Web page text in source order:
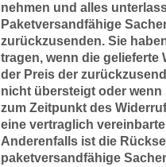
nehmen und alles
Paketversandfähige
zurückzusenden. Sie
tragen, wenn die gelieferte
der Preis der
nicht übersteigt oder wenn
zum Zeitpunkt des
eine vertraglich
Anderenfalls ist die
paketversandfähige